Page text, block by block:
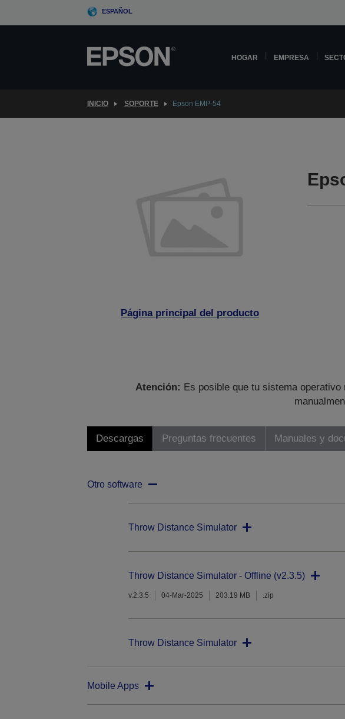
ESPAÑOL
HOGAR EMPRESA
INICIO SOPORTE Epson EMP-54
Página principal del producto
Atención: Es posible que tu sistema
Descargas Preguntas frecuentes Manuales y
Otro software
Throw Distance Simulator
Throw Distance Simulator - Offline (v2.3.5)
v.2.3.5 04-Mar-2025 203.19 MB .zip
Throw Distance Simulator
Mobile Apps